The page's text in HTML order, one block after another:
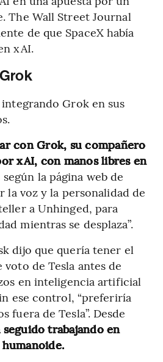
The Wall Street Journal
de que SpaceX había
xAI.
Grok en sus
con Grok, su compañero
xAI, con manos libres en
según la página web de
la voz y la personalidad de
a Unhinged, para
mientras se desplaza”.
dijo que quería tener el
de Tesla antes de
en inteligencia artificial
ese control, “preferiría
de Tesla”. Desde
seguido trabajando en